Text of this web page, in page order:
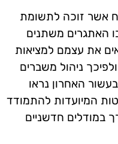
אשר זוכה לתשומת
האתגרים משתנים
את עצמם למציאות
ניהול משברים
האחרון נראו
המיועדות להתמודד
במודלים חדשניים